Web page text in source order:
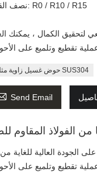
نصف القطر: R0 / R10 / R15
الكمال ، يمكنك
حوض غسيل زاوية مثلث SUS304
Send Email
المقاوم
الجودة العالية للغاية